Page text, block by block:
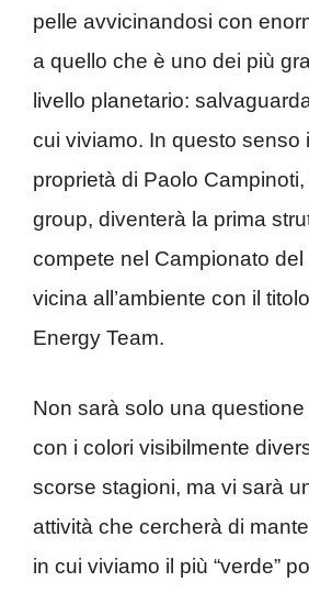
pelle avvicinandosi con
a quello che è uno dei più
livello planetario:
cui viviamo. In questo senso
proprietà di Paolo
group, diventerà la prima
compete nel Campionato
vicina all’ambiente con il
Energy Team.
Non sarà solo una questione
con i colori visibilmente
scorse stagioni, ma vi sarà
attività che cercherà di
in cui viviamo il più “verde”